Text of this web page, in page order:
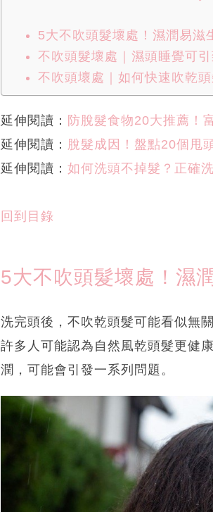
5大不吹頭髮壞處！濕潤易
不吹頭髮壞處｜濕頭睡覺可
不吹頭壞處｜如何快速吹乾頭
延伸閱讀： 防脫髮食物20大推薦！
延伸閱讀： 脫髮成因！盤點20個甩
延伸閱讀： 如何洗頭不掉髮？正確
回到目錄
5大不吹頭髮壞處！濕
洗完頭後，不吹乾頭髮可能看似無
許多人可能認為自然風乾頭髮更健
潤，可能會引發一系列問題。